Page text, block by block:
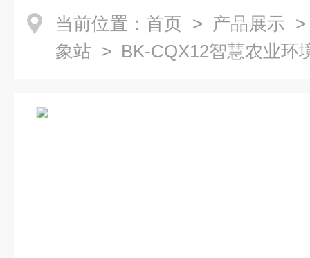
当前位置： 首页 > 产品展示
象站 > BK-CQX12智慧农业环